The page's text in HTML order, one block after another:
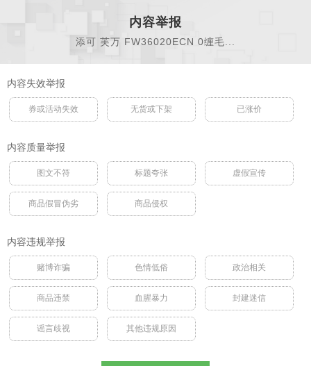
内容举报
添可 芙万 FW36020ECN 0缠毛...
内容失效举报
券或活动失效 无货或下架 已涨价
内容质量举报
图文不符 标题夸张 虚假宣传
商品假冒伪劣 商品侵权
内容违规举报
赌博诈骗 色情低俗 政治相关
商品违禁 血腥暴力 封建迷信
谣言歧视 其他违规原因